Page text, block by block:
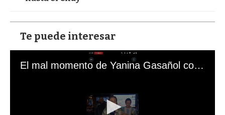
Te puede interesar
El mal momento de Yanina Gasañol con un hincha argentino en "Subrayado"